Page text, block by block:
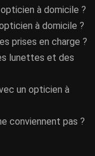
à domicile ?
à domicile ?
prises en charge ?
lunettes et des
un opticien à
conviennent pas ?